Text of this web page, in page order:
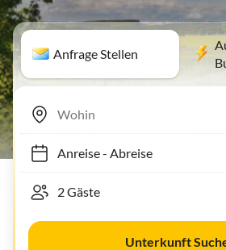
Anfrage Stellen
Anreise- Abreise
Unterkunft